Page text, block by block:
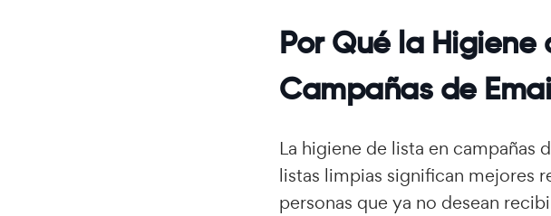
Por Qué la Higiene
Campañas de
La higiene de lista en campañas
listas limpias significan mejores
personas que ya no desean